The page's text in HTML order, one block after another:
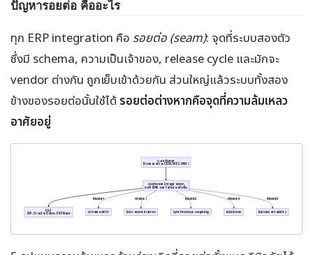
ปัญหารอยต่อ คืออะไร
ทุก ERP integration คือ รอยต่อ (seam): จุดที่ระบบสองตัว
ซึ่งมี schema, ความเป็นเจ้าของ, release cycle และมักจะ
vendor ต่างกัน ถูกเย็บเข้าด้วยกัน ส่วนใหญ่แล้วระบบทั้งสอง
ข้างของรอยต่อนั้นใช้ได้ รอยต่อต่างหากคือจุดที่ความล้มเหลว
อาศัยอยู่
Mode 1 Mode 2 Mode 3 Mode 4 Mode 5
ระบบต้นทาง
Ecommerce, CRM, MES, WMS
รอยต่อของ Integration
จุดที่ 80% ของ failure เกิดขึ้น
ERP
SAP, Oracle, Odoo, ERPNext Schema drift ไม่มี reconciliation Synchronous coupling ไม่มีเจ้าของ ไม่มี observability